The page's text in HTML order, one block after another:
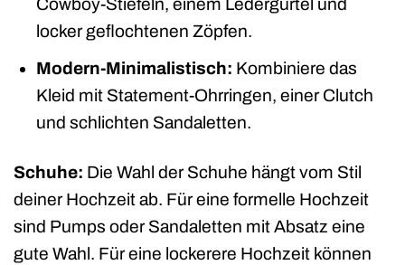
Cowboy-Stiefeln, einem Ledergürtel und
locker geflochtenen Zöpfen.
Modern-Minimalistisch: Kombiniere das
Kleid mit Statement-Ohrringen, einer Clutch
und schlichten Sandaletten.
Schuhe: Die Wahl der Schuhe hängt vom Stil
deiner Hochzeit ab. Für eine formelle Hochzeit
sind Pumps oder Sandaletten mit Absatz eine
gute Wahl. Für eine lockerere Hochzeit können